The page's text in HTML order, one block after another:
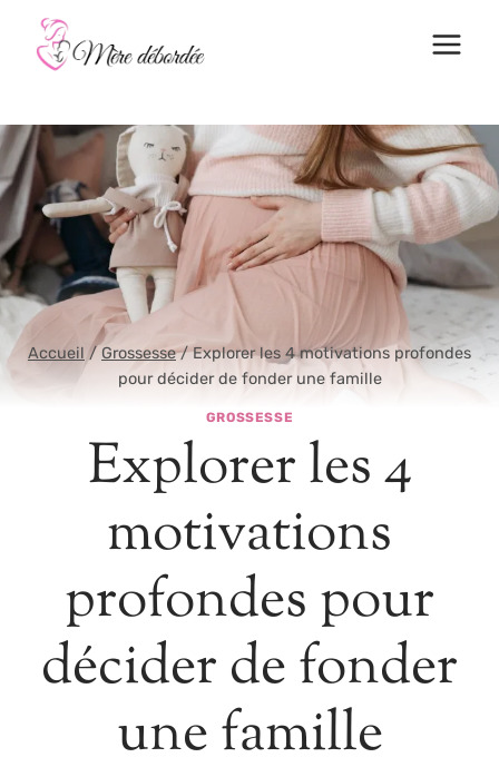
contenu
Accueil / Grossesse / Explorer les 4 motivations profondes
pour décider de fonder une famille
GROSSESSE
Explorer les 4
motivations
profondes pour
décider de fonder
une famille